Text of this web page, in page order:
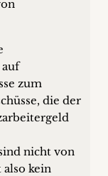
zum
die der
nicht von
kein